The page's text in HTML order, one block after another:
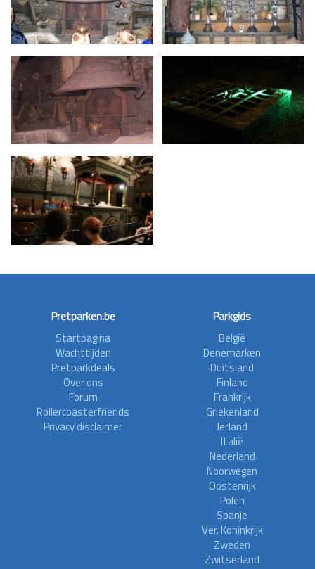
Pretparken.be
Startpagina
Wachttijden
Pretparkdeals
Over ons
Forum
Rollercoasterfriends
Privacy disclaimer
Parkgids
België
Denemarken
Duitsland
Finland
Frankrijk
Griekenland
Ierland
Italië
Nederland
Noorwegen
Oostenrijk
Polen
Spanje
Ver. Koninkrijk
Zweden
Zwitserland